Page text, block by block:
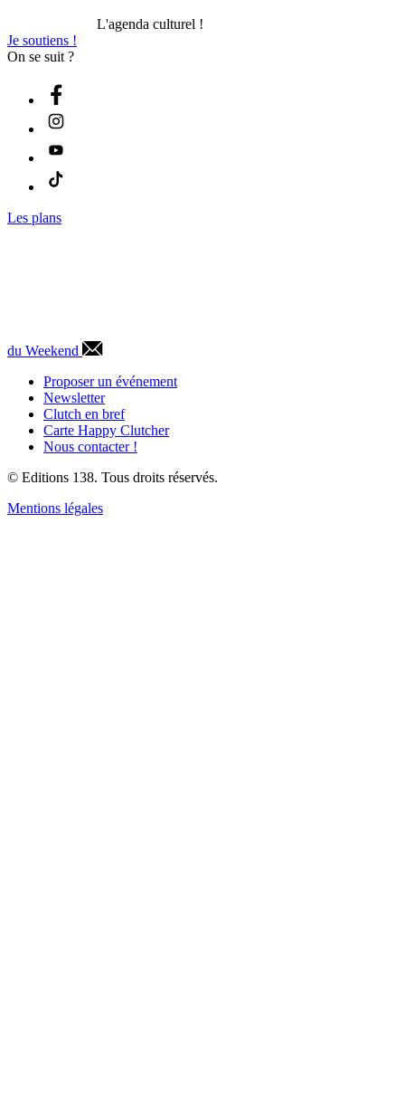
L'agenda culturel !
Je soutiens !
On se suit ?
Les plans
du Weekend
Proposer un événement
Newsletter
Clutch en bref
Carte Happy Clutcher
Nous contacter !
© Editions 138. Tous droits réservés.
Mentions légales